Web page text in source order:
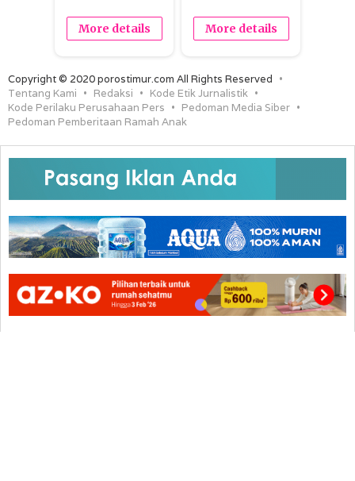
More details More details
Copyright © 2020 porostimur.com All Rights Reserved
Tentang Kami
Redaksi
Kode Etik Jurnalistik
Kode Perilaku Perusahaan Pers
Pedoman Media Siber
Pedoman Pemberitaan Ramah Anak